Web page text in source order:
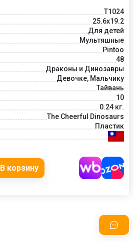
T1024
25.6x19.2
Для детей
Мультяшные
Pintoo
48
Драконы и Динозавры
Девочке, Мальчику
Тайвань
10
0.24 кг.
The Cheerful Dinosaurs
Пластик
В корзину